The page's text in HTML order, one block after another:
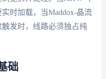
时加载，当Maddox-晶流
发时，线路必须独占纯
础